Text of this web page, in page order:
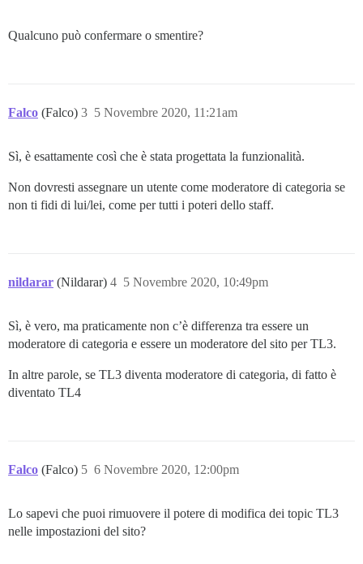
Qualcuno può confermare o smentire?
Falco (Falco) 5 Novembre 2020, 11:21am
3
Sì, è esattamente così che è stata progettata la funzionalità.
Non dovresti assegnare un utente come moderatore di categoria se
non ti fidi di lui/lei, come per tutti i poteri dello staff.
nildarar (Nildarar) 5 Novembre 2020, 10:49pm
4
Sì, è vero, ma praticamente non c’è differenza tra essere un
moderatore di categoria e essere un moderatore del sito per TL3.
In altre parole, se TL3 diventa moderatore di categoria, di fatto è
diventato TL4
Falco (Falco) 6 Novembre 2020, 12:00pm
5
Lo sapevi che puoi rimuovere il potere di modifica dei topic TL3
nelle impostazioni del sito?